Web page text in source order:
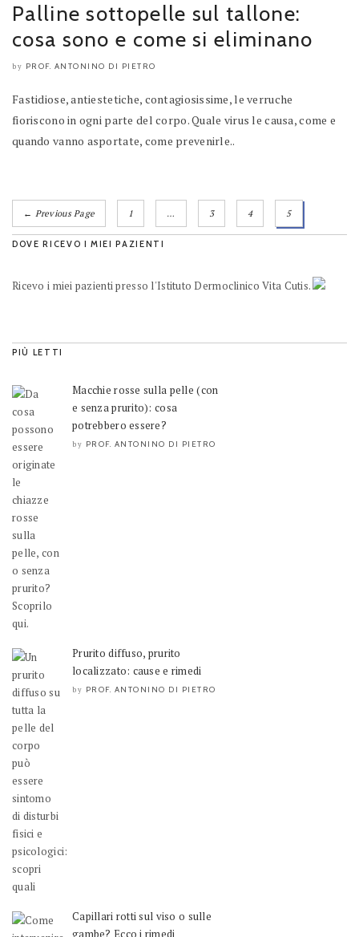
Palline sottopelle sul tallone:
cosa sono e come si eliminano
by PROF. ANTONINO DI PIETRO
Fastidiose, antiestetiche, contagiosissime, le verruche
fioriscono in ogni parte del corpo. Quale virus le causa, come e
quando vanno asportate, come prevenirle..
← Previous Page 1 … 3 4 5
DOVE RICEVO I MIEI PAZIENTI
Ricevo i miei pazienti presso l'Istituto Dermoclinico Vita Cutis.
PIÙ LETTI
Macchie rosse sulla pelle (con
e senza prurito): cosa
potrebbero essere?
by PROF. ANTONINO DI PIETRO
Prurito diffuso, prurito
localizzato: cause e rimedi
by PROF. ANTONINO DI PIETRO
Capillari rotti sul viso o sulle
gambe? Ecco i rimedi